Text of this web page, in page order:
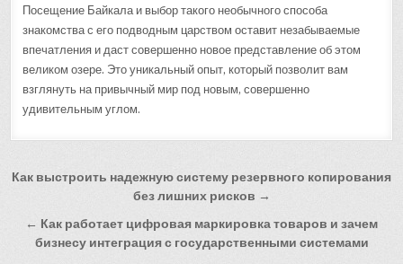
Посещение Байкала и выбор такого необычного способа
знакомства с его подводным царством оставит незабываемые
впечатления и даст совершенно новое представление об этом
великом озере. Это уникальный опыт, который позволит вам
взглянуть на привычный мир под новым, совершенно
удивительным углом.
Навигация
записям
Как выстроить надежную систему резервного копирования
без лишних рисков →
← Как работает цифровая маркировка товаров и зачем
бизнесу интеграция с государственными системами